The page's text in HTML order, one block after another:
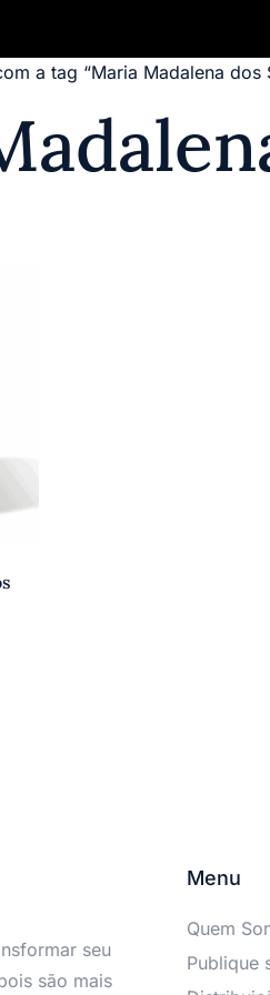
a tag “Maria Madalena dos
seu
são mais
Menu
Quem
Publique